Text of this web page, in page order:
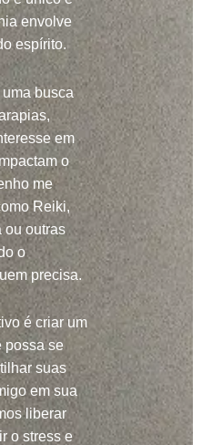
envolve
espírito.
busca
em
o
me
Reiki,
ou outras
o
precisa.
é criar um
possa se
suas
em sua
liberar
o stress e